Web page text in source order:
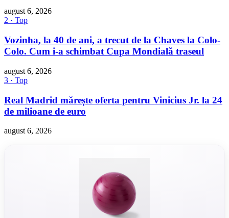
august 6, 2026
2 · Top
Vozinha, la 40 de ani, a trecut de la Chaves la Colo-
Colo. Cum i-a schimbat Cupa Mondială traseul
august 6, 2026
3 · Top
Real Madrid mărește oferta pentru Vinicius Jr. la 24
de milioane de euro
august 6, 2026